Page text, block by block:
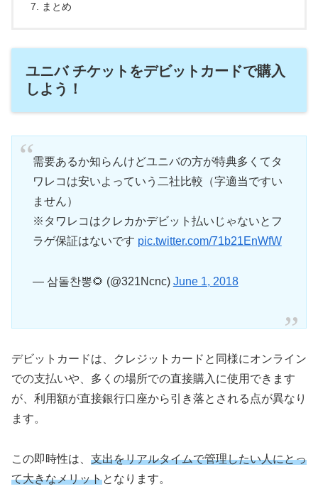
まとめ
ユニバ チケットをデビットカードで購入
しよう！
需要あるか知らんけどユニバの方が特典多くてタ
ワレコは安いよっていう二社比較（字適当ですい
ません）
※タワレコはクレカかデビット払いじゃないとフ
ラゲ保証はないです pic.twitter.com/71b21EnWfW
— 삼돌찬뽕🌻 (@321Ncnc) June 1, 2018
デビットカードは、クレジットカードと同様にオンライン
での支払いや、多くの場所での直接購入に使用できます
が、利用額が直接銀行口座から引き落とされる点が異なり
ます。
この即時性は、 支出をリアルタイムで管理したい人にとっ
て大きなメリットとなります。